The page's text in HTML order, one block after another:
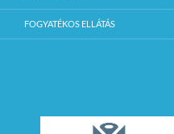
FOGYATÉKOS ELLÁTÁS